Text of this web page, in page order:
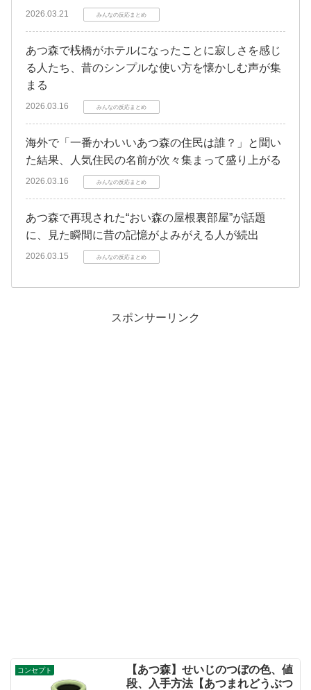
2026.03.21 みんなの反応まとめ
あつ森で桟橋がホテルになったことに寂しさを感じ
る人たち、昔のシンプルな使い方を懐かしむ声が集
まる
2026.03.16 みんなの反応まとめ
海外で「一番かわいいあつ森の住民は誰？」と聞い
た結果、人気住民の名前が次々集まって盛り上がる
2026.03.16 みんなの反応まとめ
あつ森で再現された“おい森の屋根裏部屋”が話題
に、見た瞬間に昔の記憶がよみがえる人が続出
2026.03.15 みんなの反応まとめ
スポンサーリンク
コンセプト
【あつ森】せいじのつぼの色、値
段、入手方法【あつまれどうぶつ